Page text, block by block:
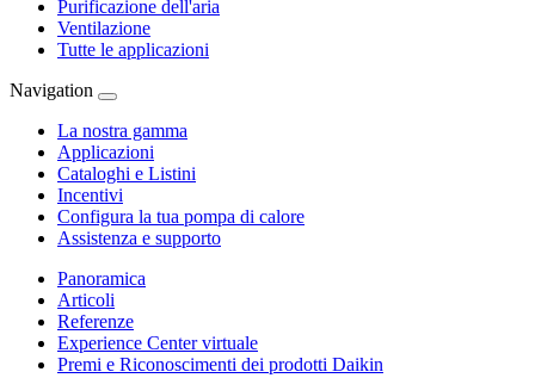
Purificazione dell'aria
Ventilazione
Tutte le applicazioni
Navigation
La nostra gamma
Applicazioni
Cataloghi e Listini
Incentivi
Configura la tua pompa di calore
Assistenza e supporto
Panoramica
Articoli
Referenze
Experience Center virtuale
Premi e Riconoscimenti dei prodotti Daikin